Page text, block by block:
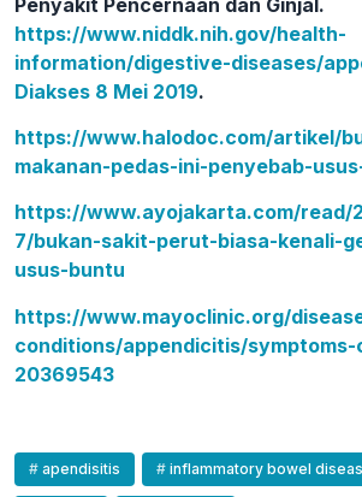
https://www.niddk.nih.gov/health-
information/digestive-diseases/
Diakses 8 Mei 2019.
https://www.halodoc.com/artikel/
makanan-pedas-ini-penyebab-
https://www.ayojakarta.com/read/
7/bukan-sakit-perut-biasa-kenali-
usus-buntu
https://www.mayoclinic.org/
conditions/appendicitis/
20369543
apendisitis inflammatory bowel